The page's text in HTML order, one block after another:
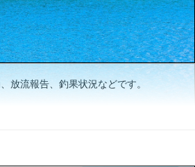
放流報告、釣果状況などです。